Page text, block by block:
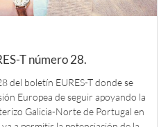
T número 28.
del boletín EURES-T donde se
Europea de seguir apoyando la
Galicia-Norte de Portugal en